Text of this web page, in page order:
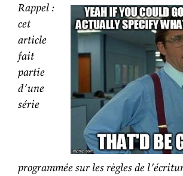
Rappel :
cet
article
fait
partie
d’une
série
programmée sur les règles de